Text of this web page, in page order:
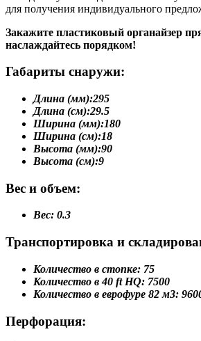
для получения индивидуального
Закажите пластиковый органайзер
наслаждайтесь порядком!
Габариты снаружи:
Длина (мм):295
Длина (см):29.5
Ширина (мм):180
Ширина (см):18
Высота (мм):90
Высота (см):9
Вес и объем:
Вес: 0.3
Транспортировка и
Количество в стопке: 75
Количество в 40 ft HQ: 7500
Количество в еврофуре 82 м3:
Перфорация: